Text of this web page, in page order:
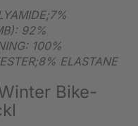
92%
100%
ELASTANE
Bike-